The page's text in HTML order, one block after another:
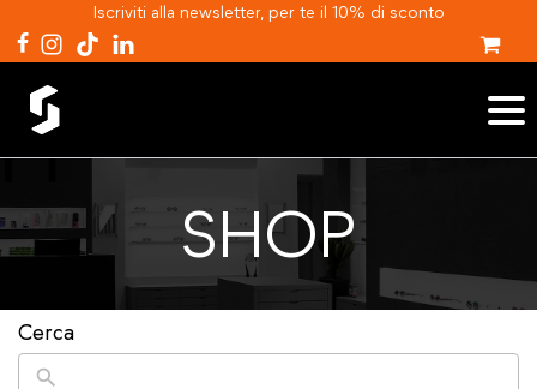
Iscriviti alla newsletter, per te il 10% di sconto
SHOP
Cerca